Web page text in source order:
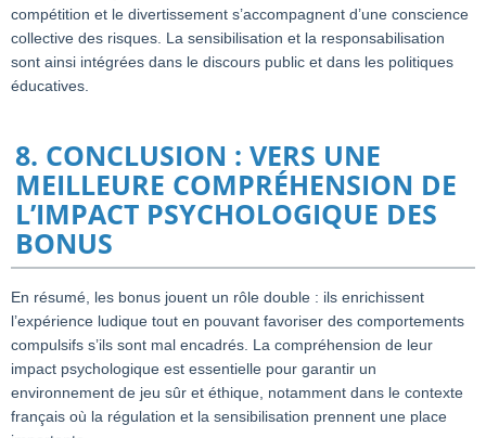
compétition et le divertissement s’accompagnent d’une conscience
collective des risques. La sensibilisation et la responsabilisation
sont ainsi intégrées dans le discours public et dans les politiques
éducatives.
8. CONCLUSION : VERS UNE
MEILLEURE COMPRÉHENSION DE
L’IMPACT PSYCHOLOGIQUE DES
BONUS
En résumé, les bonus jouent un rôle double : ils enrichissent
l’expérience ludique tout en pouvant favoriser des comportements
compulsifs s’ils sont mal encadrés. La compréhension de leur
impact psychologique est essentielle pour garantir un
environnement de jeu sûr et éthique, notamment dans le contexte
français où la régulation et la sensibilisation prennent une place